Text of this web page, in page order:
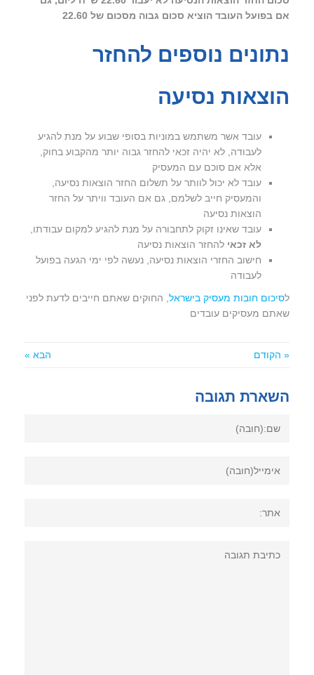
אם בפועל העובד הוציא סכום גבוה מסכום של 22.60
נתונים נוספים להחזר
הוצאות נסיעה
עובד אשר משתמש במוניות בסופי שבוע על מנת להגיע
לעבודה, לא יהיה זכאי להחזר גבוה יותר מהקבוע בחוק,
אלא אם סוכם עם המעסיק
עובד לא יכול לוותר על תשלום החזר הוצאות נסיעה,
והמעסיק חייב לשלמם, גם אם העובד וויתר על החזר
הוצאות נסיעה
עובד שאינו זקוק לתחבורה על מנת להגיע למקום עבודתו,
לא זכאי להחזר הוצאות נסיעה
חישוב החזרי הוצאות נסיעה, נעשה לפי ימי הגעה בפועל
לעבודה
לסיכום חובות מעסיק בישראל , החוקים שאתם חייבים לדעת לפני
שאתם מעסיקים עובדים
« הקודם הבא »
השארת תגובה